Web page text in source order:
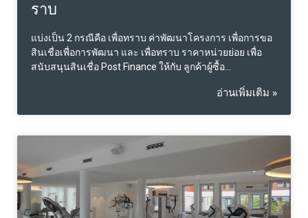
ราบ
แบ่งเป็น 2 กรณีคือ เพื่อทราบ ค่าพัฒนาโครงการ เพื่อการขอ
สินเชื่อเพื่อการพัฒนา และ เพื่อทราบ ราคาหน่วยย่อย เพื่อ
สนับสนุนสินเชื่อ Post Finance ให้กับ ลูกค้าผู้ซื้อ…
อ่านเพิ่มเติม »